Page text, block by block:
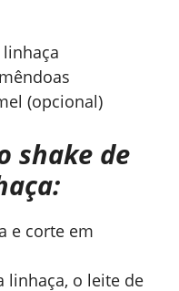
(opcional)
shake de
e corte em
linhaça, o leite de